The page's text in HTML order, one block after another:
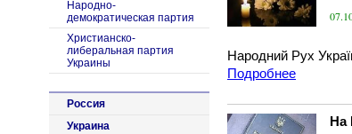
Народний Рух
Подробнее
На
Народно-
демократическая партия
Христианско-
либеральная партия
Украины
Россия
Украина